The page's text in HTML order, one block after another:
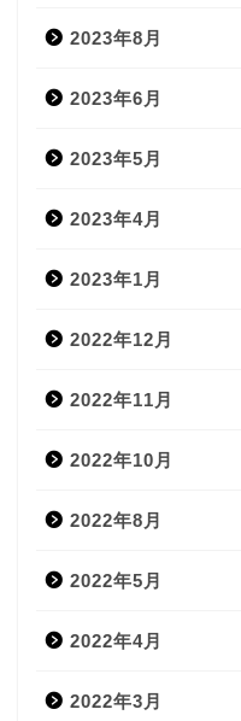
2023年8月
2023年6月
2023年5月
2023年4月
2023年1月
2022年12月
2022年11月
2022年10月
2022年8月
2022年5月
2022年4月
2022年3月